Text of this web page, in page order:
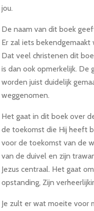
jou.
De naam van dit boek
Er zal iets
Dat veel christenen dit
is dan ook opmerkelijk. De
worden juist duidelijk
weggenomen.
Het gaat in dit boek over
de toekomst die Hij heeft
voor de toekomst van de
van de duivel en zijn
Jezus centraal. Het gaat
opstanding, Zijn
Je zult er wat moeite voor